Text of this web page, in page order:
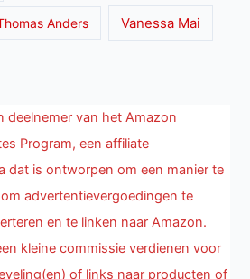
Anders Vanessa Mai
deelnemer van het Amazon
Program, een affiliate
dat is ontworpen om een manier te
advertentievergoedingen te
en te linken naar Amazon.
kleine commissie verdienen voor
of links naar producten of